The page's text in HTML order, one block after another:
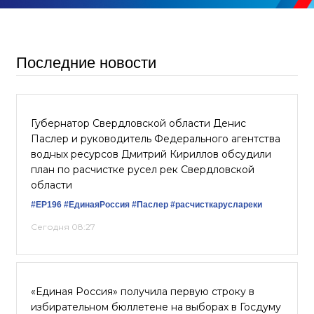
Последние новости
Губернатор Свердловской области Денис
Паслер и руководитель Федерального агентства
водных ресурсов Дмитрий Кириллов обсудили
план по расчистке русел рек Свердловской
области
#ЕР196 #ЕдинаяРоссия #Паслер #расчисткаруслареки
Сегодня 08:27
«Единая Россия» получила первую строку в
избирательном бюллетене на выборах в Госдуму